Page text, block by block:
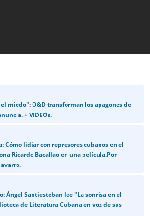
miedo": O&D transforman los apagones de
+ VIDEOs.
Cómo lidiar con represores cubanos en el
Ricardo Bacallao en una película.Por
Ángel Santiesteban lee "La sonrisa en el
de Literatura Cubana en voz de sus